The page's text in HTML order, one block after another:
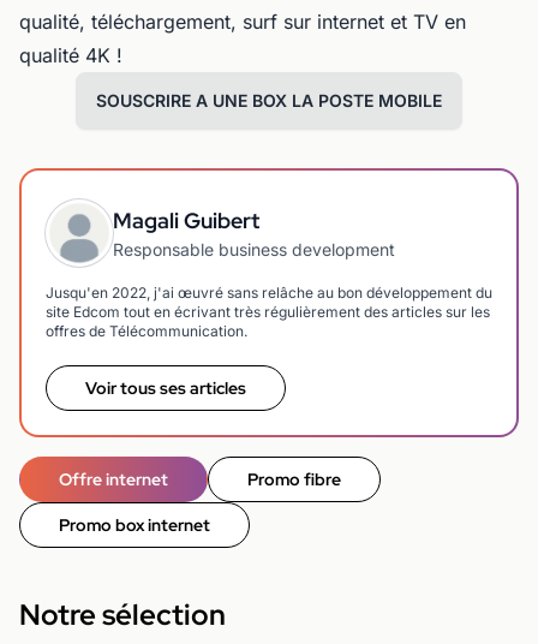
qualité, téléchargement, surf sur internet et TV en
qualité 4K !
SOUSCRIRE A UNE BOX LA POSTE MOBILE
Magali Guibert
Responsable business development
Jusqu'en 2022, j'ai œuvré sans relâche au bon développement du
site Edcom tout en écrivant très régulièrement des articles sur les
offres de Télécommunication.
Voir tous ses articles
Offre internet Promo fibre
Promo box internet
Notre sélection